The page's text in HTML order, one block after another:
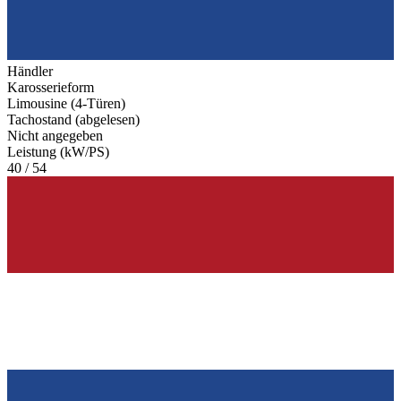
Händler
Karosserieform
Limousine (4-Türen)
Tachostand (abgelesen)
Nicht angegeben
Leistung (kW/PS)
40 / 54